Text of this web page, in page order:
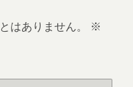
はありません。
※